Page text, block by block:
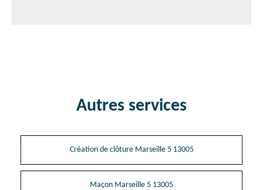
Autres services
Création de clôture Marseille 5 13005
Maçon Marseille 5 13005